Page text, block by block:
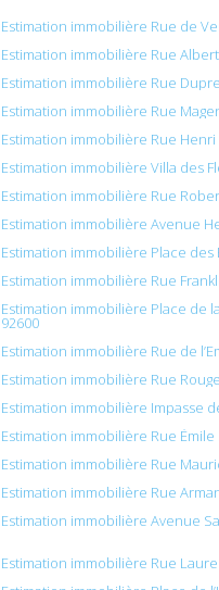
Estimation immobilière Rue de
Estimation immobilière Rue
Estimation immobilière Rue
Estimation immobilière Rue
Estimation immobilière Rue
Estimation immobilière Villa des
Estimation immobilière Rue
Estimation immobilière Avenue
Estimation immobilière Place
Estimation immobilière Rue
Estimation immobilière Place de
92600
Estimation immobilière Rue de
Estimation immobilière Rue
Estimation immobilière Impasse
Estimation immobilière Rue
Estimation immobilière Rue
Estimation immobilière Rue
Estimation immobilière Avenue
Estimation immobilière Rue